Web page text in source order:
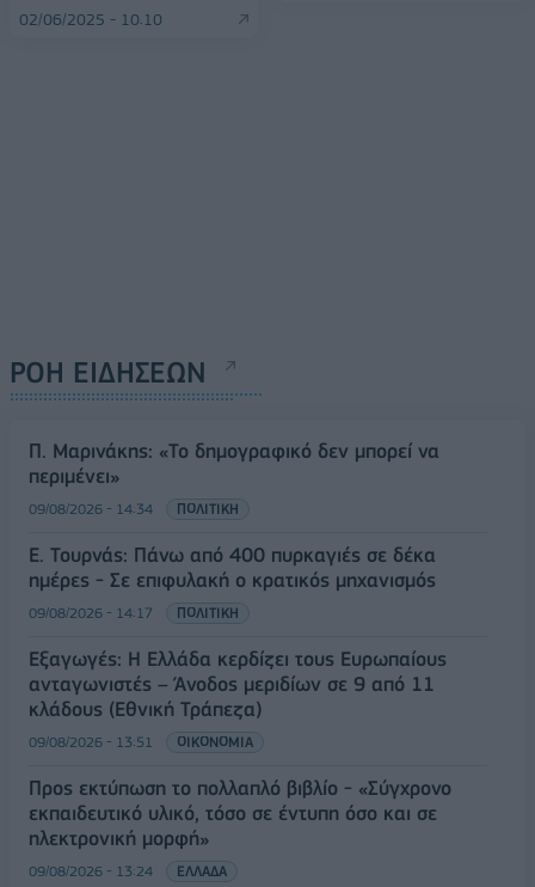
02/06/2025 - 10:10
ΡΟΗ ΕΙΔΗΣΕΩΝ
Π. Μαρινάκης: «Το δημογραφικό δεν μπορεί να
περιμένει»
09/08/2026 - 14:34 ΠΟΛΙΤΙΚΗ
Ε. Τουρνάς: Πάνω από 400 πυρκαγιές σε δέκα
ημέρες - Σε επιφυλακή ο κρατικός μηχανισμός
09/08/2026 - 14:17 ΠΟΛΙΤΙΚΗ
Εξαγωγές: Η Ελλάδα κερδίζει τους Ευρωπαίους
ανταγωνιστές – Άνοδος μεριδίων σε 9 από 11
κλάδους (Εθνική Τράπεζα)
09/08/2026 - 13:51 ΟΙΚΟΝΟΜΙΑ
Προς εκτύπωση το πολλαπλό βιβλίο - «Σύγχρονο
εκπαιδευτικό υλικό, τόσο σε έντυπη όσο και σε
ηλεκτρονική μορφή»
09/08/2026 - 13:24 ΕΛΛΑΔΑ